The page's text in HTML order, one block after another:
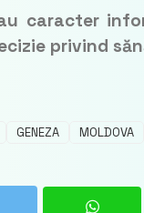
caracter
privind
GENEZA MOLDOVA